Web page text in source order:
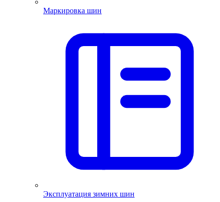
Маркировка шин
Эксплуатация зимних шин